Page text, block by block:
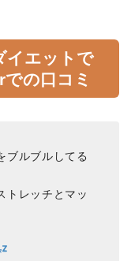
イエットで
の口コミ
ブルブルしてる
トレッチとマッ